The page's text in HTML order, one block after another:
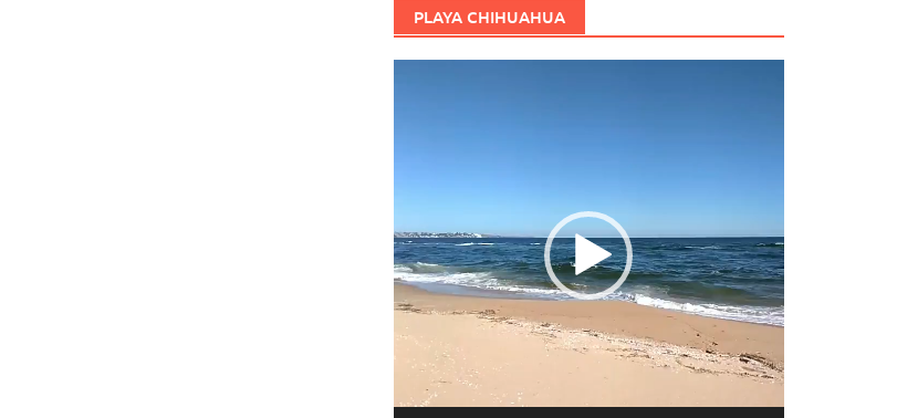
PLAYA CHIHUAHUA